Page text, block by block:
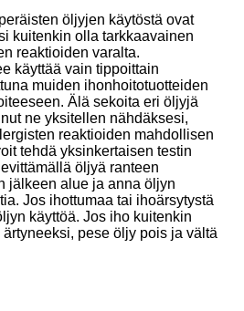
öljyjen käytöstä ovat
kuitenkin olla tarkkaavainen
reaktioiden varalta.
käyttää vain tippoittain
muiden ihonhoitotuotteiden
Älä sekoita eri öljyjä
ne yksitellen nähdäksesi,
reaktioiden mahdollisen
tehdä yksinkertaisen testin
öljyä ranteen
jälkeen alue ja anna öljyn
Jos ihottumaa tai ihoärsytystä
käyttöä. Jos iho kuitenkin
pese öljy pois ja vältä